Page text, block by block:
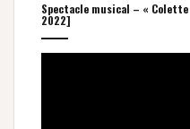
Spectacle musical – «
2022]